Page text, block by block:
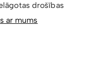
drošības
ar mums